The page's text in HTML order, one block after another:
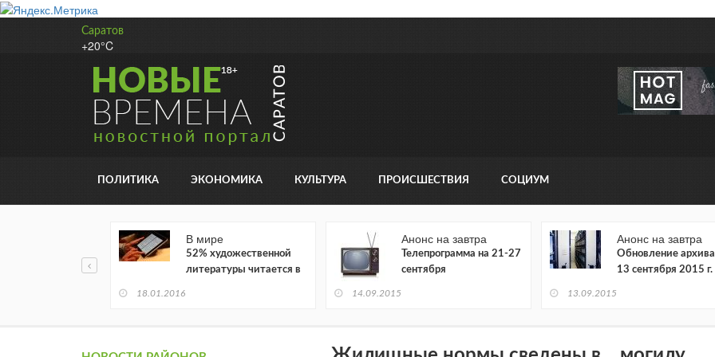
Саратов
+20°C
ПОЛИТИКА ЭКОНОМИКА КУЛЬТУРА ПРОИСШЕСТВИЯ СОЦИУМ
В мире
52% художественной
литературы читается в
18.01.2016
Анонс на завтра
Телепрограмма на 21-27
сентября
14.09.2015
Анонс на завтра
Обновление архива
13 сентября 2015 г.
13.09.2015